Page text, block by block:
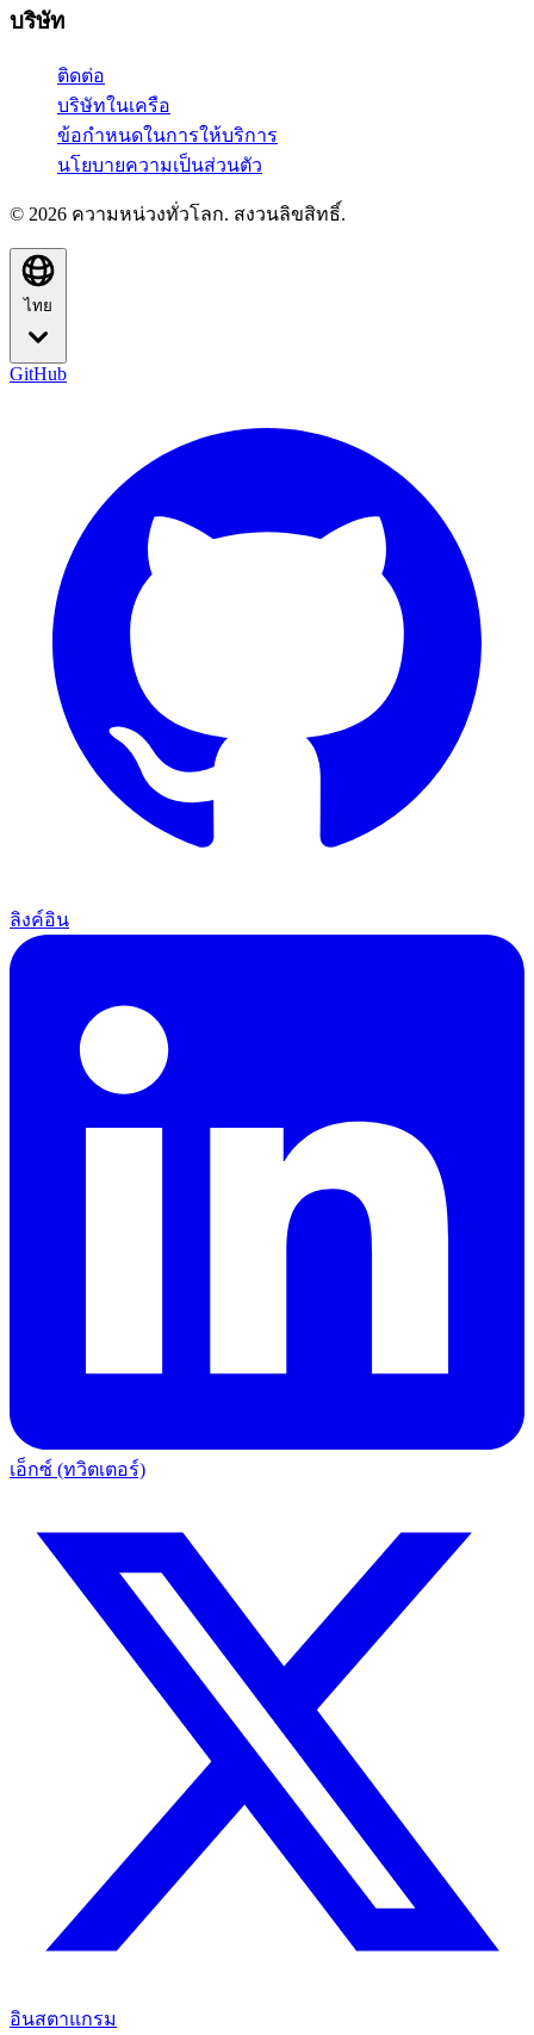
บริษัท
ติดต่อ
บริษัทในเครือ
ข้อกำหนดในการให้บริการ
นโยบายความเป็นส่วนตัว
© 2026 ความหน่วงทั่วโลก. สงวนลิขสิทธิ์.
ไทย
GitHub
ลิงค์อิน
เอ็กซ์ (ทวิตเตอร์)
อินสตาแกรม